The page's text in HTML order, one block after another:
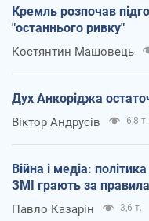
Кремль розпочав
"останнього ривку"
Костянтин Машовець
Дух Анкоріджа
Віктор Андрусів 6,8 т.
Війна і медіа:
ЗМІ грають за
Павло Казарін 3,6 т.